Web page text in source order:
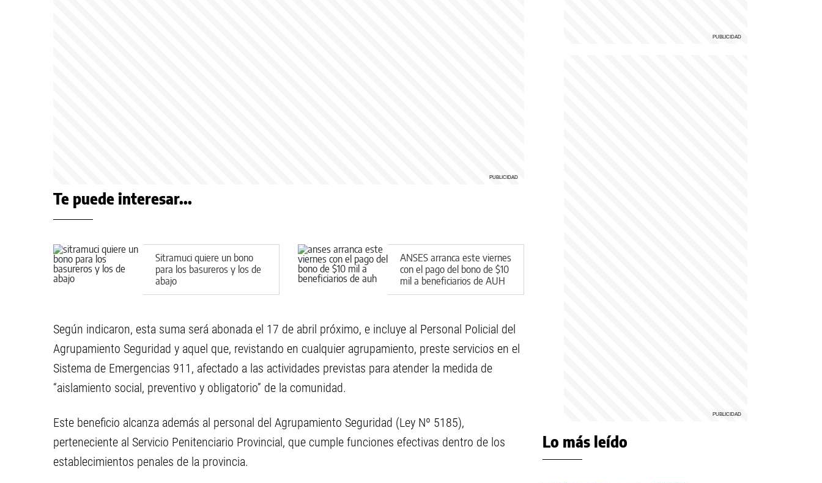
Te puede interesar...
Sitramuci quiere un bono
para los basureros y los de
abajo
ANSES arranca este viernes
con el pago del bono de $10
mil a beneficiarios de AUH
Según indicaron, esta suma será abonada el 17 de abril próximo, e incluye al Personal Policial del
Agrupamiento Seguridad y aquel que, revistando en cualquier agrupamiento, preste servicios en el
Sistema de Emergencias 911, afectado a las actividades previstas para atender la medida de
“aislamiento social, preventivo y obligatorio” de la comunidad.
Este beneficio alcanza además al personal del Agrupamiento Seguridad (Ley Nº 5185),
perteneciente al Servicio Penitenciario Provincial, que cumple funciones efectivas dentro de los
establecimientos penales de la provincia.
Lo más leído